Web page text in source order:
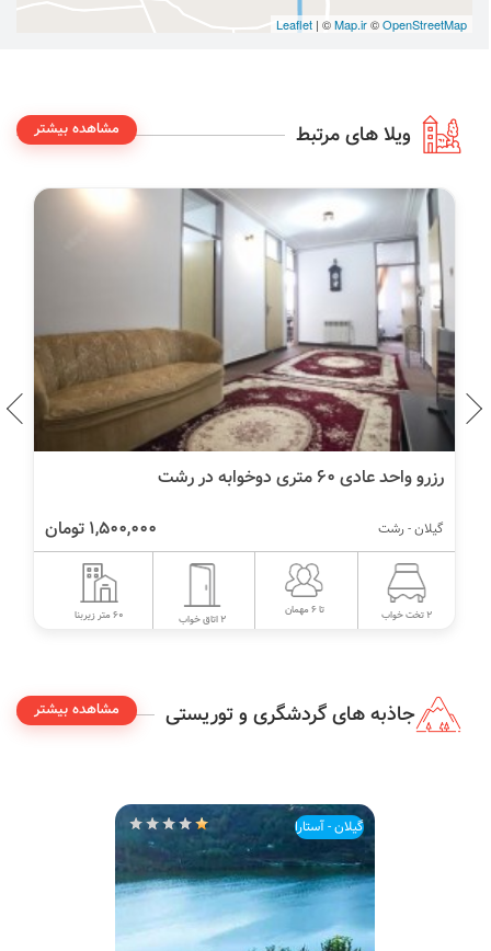
Leaflet | ©Map.ir©OpenStreetMap
ویلا های مرتبط مشاهده بیشتر
رزرو واحد عادی ۶۰ متری دوخوابه در رشت
1,500,000 تومان گیلان - رشت
2 تخت خواب تا 6 مهمان
2 اتاق خواب 60 متر زیربنا
جاذبه های گردشگری و توریستی مشاهده بیشتر
گیلان - آستارا